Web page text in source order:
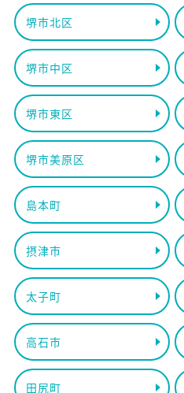
堺市北区
堺市中区
堺市東区
堺市美原区
島本町
摂津市
太子町
高石市
田尻町